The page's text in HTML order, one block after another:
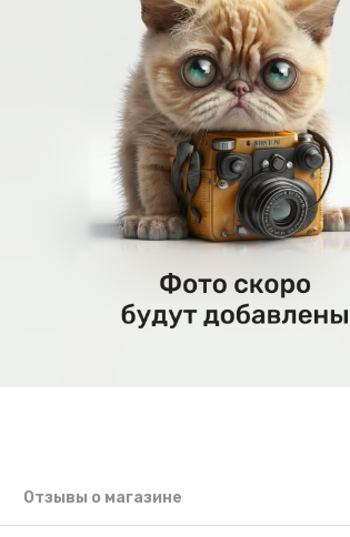
Отзывы о магазине